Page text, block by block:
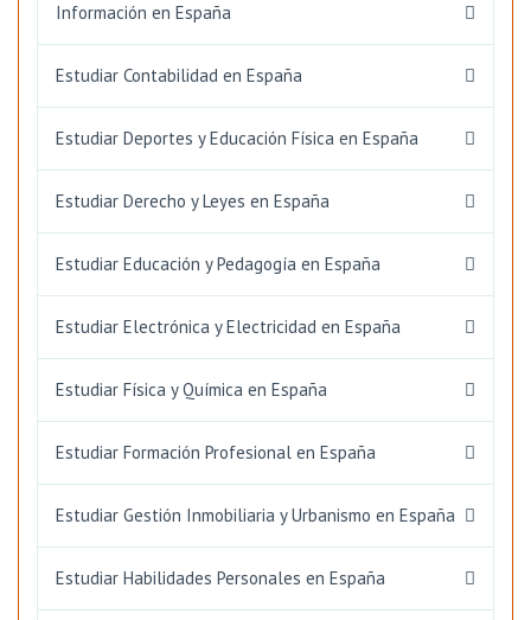
Información en España
Estudiar Contabilidad en España
Estudiar Deportes y Educación Física en España
Estudiar Derecho y Leyes en España
Estudiar Educación y Pedagogía en España
Estudiar Electrónica y Electricidad en España
Estudiar Física y Química en España
Estudiar Formación Profesional en España
Estudiar Gestión Inmobiliaria y Urbanismo en España
Estudiar Habilidades Personales en España